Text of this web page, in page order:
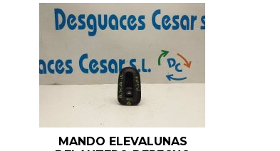
MANDO ELEVALUNAS